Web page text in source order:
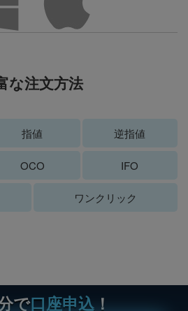
な注文方法
指値 逆指値
OCO IFO
ワンクリック
で口座申込！